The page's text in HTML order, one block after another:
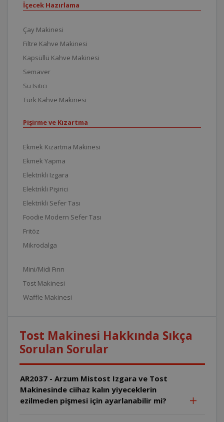
İçecek Hazırlama
Çay Makinesi
Filtre Kahve Makinesi
Kapsüllü Kahve Makinesi
Semaver
Su Isıtıcı
Türk Kahve Makinesi
Pişirme ve Kızartma
Ekmek Kızartma Makinesi
Ekmek Yapma
Elektrikli Izgara
Elektrikli Pişirici
Elektrikli Sefer Tası
Foodie Modern Sefer Tası
Fritöz
Mikrodalga
Mini/Midi Fırın
Tost Makinesi
Waffle Makinesi
Tost Makinesi Hakkında Sıkça
Sorulan Sorular
AR2037 - Arzum Mistost Izgara ve Tost
Makinesinde ciihaz kalın yiyeceklerin
ezilmeden pişmesi için ayarlanabilir mi?